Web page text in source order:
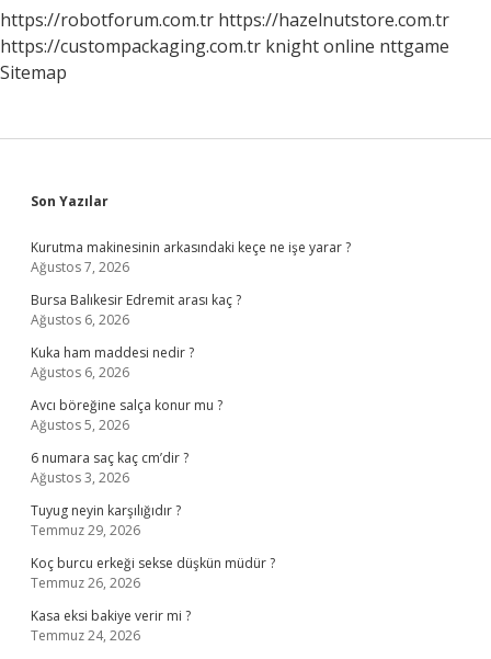
https://robotforum.com.tr https://hazelnutstore.com.tr
https://custompackaging.com.tr knight online nttgame
Sitemap
Sidebar
Son Yazılar
Kurutma makinesinin arkasındaki keçe ne işe yarar ?
Ağustos 7, 2026
Bursa Balıkesir Edremit arası kaç ?
Ağustos 6, 2026
Kuka ham maddesi nedir ?
Ağustos 6, 2026
Avcı böreğine salça konur mu ?
Ağustos 5, 2026
6 numara saç kaç cm’dir ?
Ağustos 3, 2026
Tuyug neyin karşılığıdır ?
Temmuz 29, 2026
Koç burcu erkeği sekse düşkün müdür ?
Temmuz 26, 2026
Kasa eksi bakiye verir mi ?
Temmuz 24, 2026